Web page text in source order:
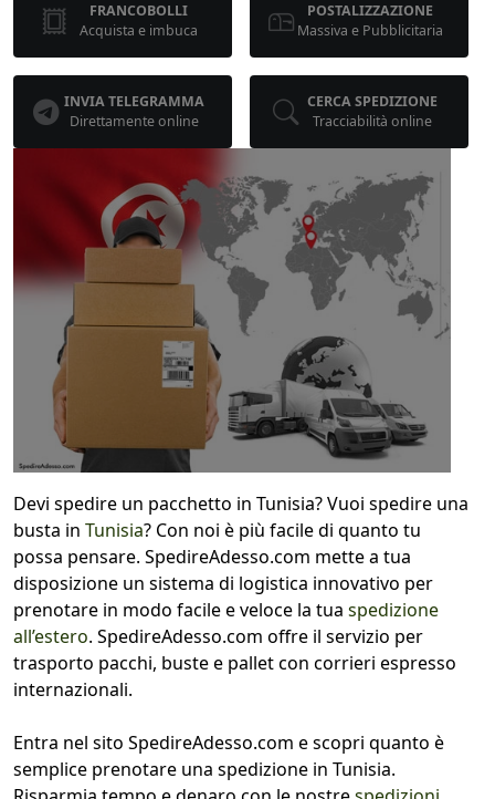
FRANCOBOLLI
Acquista e imbuca
POSTALIZZAZIONE
Massiva e Pubblicitaria
INVIA TELEGRAMMA
Direttamente online
CERCA SPEDIZIONE
Tracciabilità online
Devi spedire un pacchetto in Tunisia? Vuoi spedire una
busta in Tunisia? Con noi è più facile di quanto tu
possa pensare. SpedireAdesso.com mette a tua
disposizione un sistema di logistica innovativo per
prenotare in modo facile e veloce la tua spedizione
all’estero. SpedireAdesso.com offre il servizio per
trasporto pacchi, buste e pallet con corrieri espresso
internazionali.
Entra nel sito SpedireAdesso.com e scopri quanto è
semplice prenotare una spedizione in Tunisia.